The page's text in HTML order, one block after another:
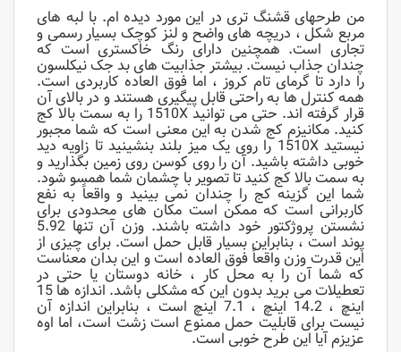
من طرحهای قشنگ تری در این مورد دیده ام. با لبه های
مربع شکل ، دریچه های واضح و لنز کوچک بسیار رسمی و
تجاری است. همچنین دارای رنگ خاکستری است که
چندان جذاب نیست. بیشتر جذابیت های بد جک نیکلسون
را دارد تا گرمای تام کروز ، اما فوق العاده کاربردی است.
همه کنترل ها به راحتی قابل پیگیری هستند و در بالای آن
قرار گرفته اند. حتی می توانید 1510X را به سمت بالا کج
کنید. مکانیزم کج شدن به این معنی است که شما مجبور
نیستید 1510X را روی یک میز بلند بنشینید تا زاویه دید
خوبی داشته باشید. آن را روی کوسن روی زمین بگذارید و
به سمت بالا کج کنید تا تصویر با چشمان شما همسو شود.
شما این گزینه کج را چندان نمی بینید و واقعاً به نفع
کاربرانی است که ممکن است مکان های محدودی برای
نشستن پروژکتور خود داشته باشند. وزن آن تنها 5.92
پوند است ، بنابراین بسیار قابل حمل است. برای چیزی از
این قدرت وزن واقعاً فوق العاده است و این بدان معناست
که شما آن را به محل کار ، خانه دوستان یا حتی در
تعطیلات می برید بدون این که مشکلی باشد. اندازه ها 15
اینچ ، 14.2 اینچ ، 7.1 اینچ است ، بنابراین اندازه آن
نیست برای قابلیت حمل ممنوع است زشت است، اما اوه
عزیزم آیا این طرح خوبی است.